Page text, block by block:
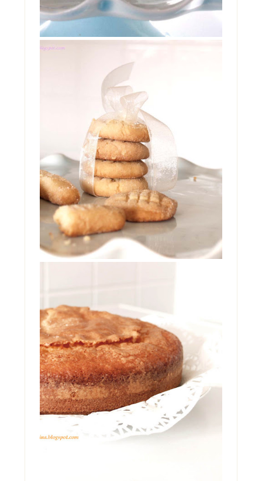
BISCOTTI DI MAIONESE
No, non sono impazzita. Non ho preso
troppo sole senza cappello, ne' troppo caldo
in giardino. Non s...
TORTA ALLO YOGURT DI
MAMMA
Oggi è il mio compleanno. Ma non starò a
farvi vedere il cheesecake che è in frigo
pronto per stase...